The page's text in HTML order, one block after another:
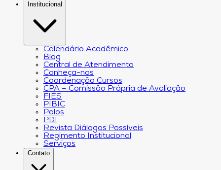
Institucional
Calendário Acadêmico
Blog
Central de Atendimento
Conheça-nos
Coordenação Cursos
CPA – Comissão Própria de Avaliação
FIES
PIBIC
Polos
PDI
Revista Diálogos Possíveis
Regimento Institucional
Serviços
Contato